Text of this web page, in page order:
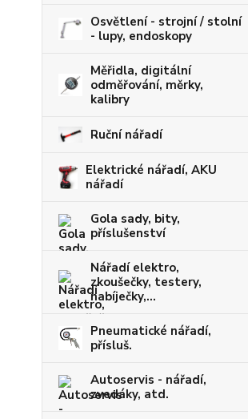
Osvětlení - strojní / stolní
- lupy, endoskopy
Měřidla, digitální
odměřování, měrky,
kalibry
Ruční nářadí
Elektrické nářadí, AKU
nářadí
Gola sady, bity,
příslušenství
Nářadí elektro,
zkoušečky, testery,
nabíječky,...
Pneumatické nářadí,
přísluš.
Autoservis - nářadí,
zvedáky, atd.